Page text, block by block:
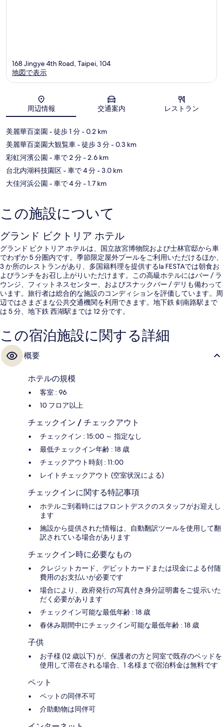
地図
168 Jingye 4th Road, Taipei, 104
地図で表示
周辺情報 交通案内 レストラン
美麗華百楽園 - 徒歩 1 分- 0.2 km
美麗華百楽園大観覧車- 徒歩 3 分- 0.3 km
彩虹河濱公園 - 車で 2 分- 2.6 km
台北内湖科技園区- 車で 4 分- 3.0 km
大佳河浜公園 - 車で 4 分- 1.7 km
この施設について
グランド ビクトリア ホテル
グランド ビクトリア ホテルは、国立故宮博物院および士林官邸から車
でわずか 5 分圏内です。季節限定屋外プールをご利用いただけるほか、
3 か所のレストランがあり、多国籍料理を提供するla FESTAでは朝食お
よびランチをお召し上がりいただけます。この高級ホテルにはバー / ラ
ウンジ、フィットネスセンター、およびスナックバー / デリも備わって
います。旅行者は総合的な施設のコンディションを評価しています。周
辺ではさまざまな公共交通機関を利用できます。地下鉄 剣南路駅まで
は 5 分、地下鉄 西湖駅までは 12 分です。
この宿泊施設に関する詳細
概要
ホテルの規模
客室 : 96
10 フロア以上
チェックイン / チェックアウト
チェックイン : 15:00 ～ 指定なし
最低チェックイン年齢 : 18 歳
チェックアウト時刻 : 11:00
レイトチェックアウト (空室状況による)
チェックインに関する特記事項
ホテルご到着時にはフロントデスクのスタッフがお迎えし
ます
施設から提供された情報は、自動翻訳ツールを使用して翻
訳されている場合があります
チェックイン時に必要なもの
クレジットカード、デビットカードまたは現金による付随
費用のお支払いが必要です
場合により、政府発行の写真付き身分証明書をご提示いた
だく必要があります
チェックイン可能な最低年齢 : 18 歳
春休み期間中にチェックイン可能な最低年齢 : 18 歳
子供
お子様 (12 歳以下) が、保護者の方と同室で既存のベッドを
使用して滞在される場合、1 名様まで宿泊料金は無料です
ペット
ペットの同伴不可
介助動物は同伴可